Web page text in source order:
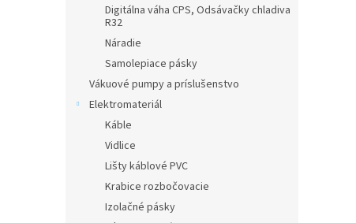
Digitálna váha CPS, Odsávačky chladiva
R32
Náradie
Samolepiace pásky
Vákuové pumpy a príslušenstvo
Elektromateriál
Káble
Vidlice
Lišty káblové PVC
Krabice rozbočovacie
Izolačné pásky